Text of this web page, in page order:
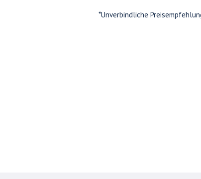
*Unverbindliche